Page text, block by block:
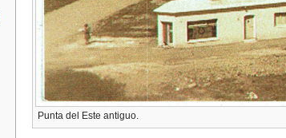
Punta del Este antiguo.